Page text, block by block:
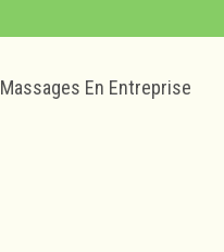
Massages En Entreprise